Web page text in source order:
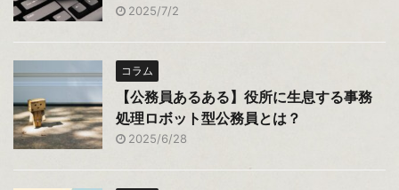
2025/7/2
コラム
【公務員あるある】役所に生息する事務
処理ロボット型公務員とは？
2025/6/28